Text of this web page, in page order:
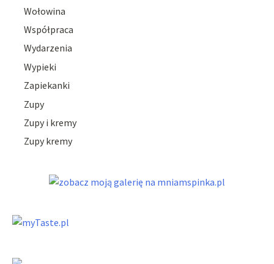
Wołowina
Współpraca
Wydarzenia
Wypieki
Zapiekanki
Zupy
Zupy i kremy
Zupy kremy